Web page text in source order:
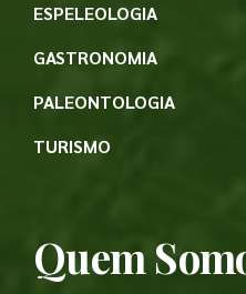
ESPELEOLOGIA
GASTRONOMIA
PALEONTOLOGIA
TURISMO
Quem